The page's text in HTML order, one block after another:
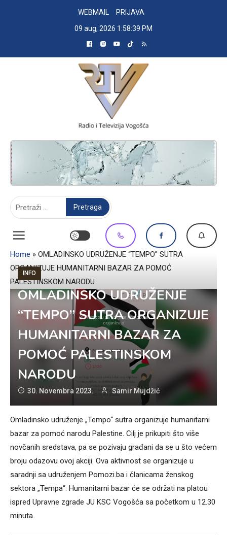
WEBMAIL
PRIJAVA
09 aug, 2026 1:58:40 PM
RADIO TELEVIZIJA VOGOŠĆA
Home » OMLADINSKO UDRUŽENJE “TEMPO” SUTRA
ORGANIZUJE HUMANITARNI BAZAR ZA POMOĆ
PALESTINSKOM NARODU
INFO
OMLADINSKO UDRUŽENJE
“TEMPO” SUTRA ORGANIZUJE
HUMANITARNI BAZAR ZA
POMOĆ PALESTINSKOM
NARODU
30. Novembra 2023. Samir Mujdžić
Omladinsko udruženje „Tempo“ sutra organizuje humanitarni
bazar za pomoć narodu Palestine. Cilj je prikupiti što više
novčanih sredstava, pa se pozivaju građani da se u što većem
broju odazovu ovoj akciji. Ova aktivnost se organizuje u
saradnji sa udruženjem Pomozi.ba i članicama ženskog
sektora „Tempa“. Humanitarni bazar će se održati na platou
ispred Upravne zgrade JU KSC Vogošća sa početkom u 12.30
minuta.